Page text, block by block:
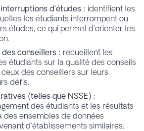
d'études : identifient les
les étudiants interrompent ou
études, ce qui permet d'orienter les
conseillers : recueillent les
étudiants sur la qualité des conseils
des conseillers sur leurs
défis.
(telles que NSSE) :
des étudiants et les résultats
des ensembles de données
d'établissements similaires.